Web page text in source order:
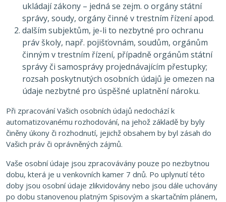
ukládají zákony – jedná se zejm. o orgány státní
správy, soudy, orgány činné v trestním řízení apod.
dalším subjektům, je-li to nezbytné pro ochranu
práv školy, např. pojišťovnám, soudům, orgánům
činným v trestním řízení, případně orgánům státní
správy či samosprávy projednávajícím přestupky;
rozsah poskytnutých osobních údajů je omezen na
údaje nezbytné pro úspěšné uplatnění nároku.
Při zpracování Vašich osobních údajů nedochází k
automatizovanému rozhodování, na jehož základě by byly
činěny úkony či rozhodnutí, jejichž obsahem by byl zásah do
Vašich práv či oprávněných zájmů.
Vaše osobní údaje jsou zpracovávány pouze po nezbytnou
dobu, která je u venkovních kamer 7 dnů. Po uplynutí této
doby jsou osobní údaje zlikvidovány nebo jsou dále uchovány
po dobu stanovenou platným Spisovým a skartačním plánem,